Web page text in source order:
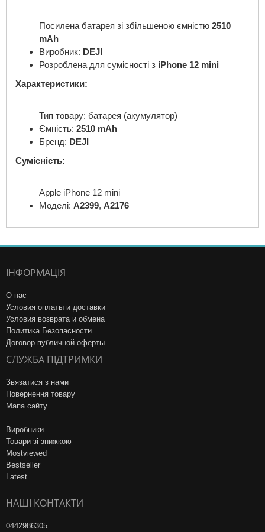
Посилена батарея зі збільшеною ємністю 2510
mAh
Виробник: DEJI
Розроблена для сумісності з iPhone 12 mini
Характеристики:
Тип товару: батарея (акумулятор)
Ємність: 2510 mAh
Бренд: DEJI
Сумісність:
Apple iPhone 12 mini
Моделі: A2399, A2176
ІНФОРМАЦІЯ
О нас
Условия оплаты и доставки
Условия возврата и обмена
Политика Безопасности
Договор публичной оферты
СЛУЖБА ПІДТРИМКИ
Звязатися з нами
Повернення товару
Мапа сайту
Виробники
Товари зі знижкою
Mostviewed
Bestseller
Latest
НАШІ КОНТАКТИ
0442986305